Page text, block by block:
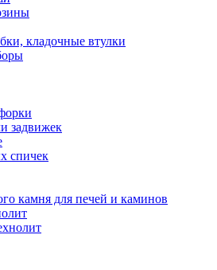
кладочные втулки
задвижек
спичек
камня для печей и каминов